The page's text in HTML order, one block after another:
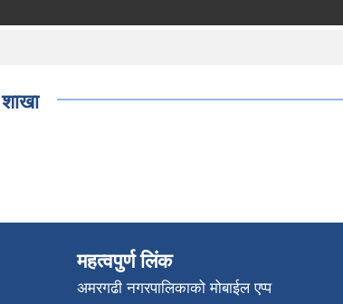
महत्वपुर्ण लिंक
अमरगढी नगरपालिकाको मोबाईल एप्प